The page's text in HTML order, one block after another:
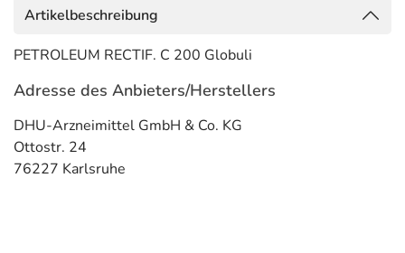
Artikelbeschreibung
PETROLEUM RECTIF. C 200 Globuli
Adresse des Anbieters/Herstellers
DHU-Arzneimittel GmbH & Co. KG
Ottostr. 24
76227 Karlsruhe